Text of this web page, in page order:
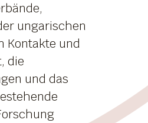
ungarischen
Kontakte und
die
und das